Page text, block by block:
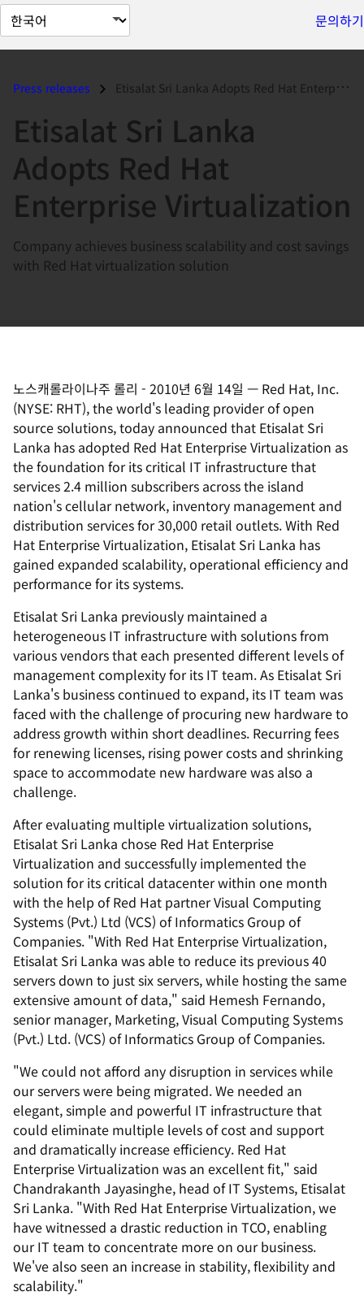
페
이
문의하기
Press releases Etisalat Sri Lanka Adopts Red Hat Enterprise Virtualization...
Etisalat Sri Lanka
Adopts Red Hat
Enterprise Virtualization
Company achieves business scalability and cost savings
with Red Hat virtualization solution
노스캐롤라이나주 롤리 - 2010년 6월 14일 — Red Hat, Inc.
(NYSE: RHT), the world's leading provider of open
source solutions, today announced that Etisalat Sri
Lanka has adopted Red Hat Enterprise Virtualization as
the foundation for its critical IT infrastructure that
services 2.4 million subscribers across the island
nation's cellular network, inventory management and
distribution services for 30,000 retail outlets. With Red
Hat Enterprise Virtualization, Etisalat Sri Lanka has
gained expanded scalability, operational efficiency and
performance for its systems.
Etisalat Sri Lanka previously maintained a
heterogeneous IT infrastructure with solutions from
various vendors that each presented different levels of
management complexity for its IT team. As Etisalat Sri
Lanka's business continued to expand, its IT team was
faced with the challenge of procuring new hardware to
address growth within short deadlines. Recurring fees
for renewing licenses, rising power costs and shrinking
space to accommodate new hardware was also a
challenge.
After evaluating multiple virtualization solutions,
Etisalat Sri Lanka chose Red Hat Enterprise
Virtualization and successfully implemented the
solution for its critical datacenter within one month
with the help of Red Hat partner Visual Computing
Systems (Pvt.) Ltd (VCS) of Informatics Group of
Companies. "With Red Hat Enterprise Virtualization,
Etisalat Sri Lanka was able to reduce its previous 40
servers down to just six servers, while hosting the same
extensive amount of data," said Hemesh Fernando,
senior manager, Marketing, Visual Computing Systems
(Pvt.) Ltd. (VCS) of Informatics Group of Companies.
"We could not afford any disruption in services while
our servers were being migrated. We needed an
elegant, simple and powerful IT infrastructure that
could eliminate multiple levels of cost and support
and dramatically increase efficiency. Red Hat
Enterprise Virtualization was an excellent fit," said
Chandrakanth Jayasinghe, head of IT Systems, Etisalat
Sri Lanka. "With Red Hat Enterprise Virtualization, we
have witnessed a drastic reduction in TCO, enabling
our IT team to concentrate more on our business.
We've also seen an increase in stability, flexibility and
scalability."